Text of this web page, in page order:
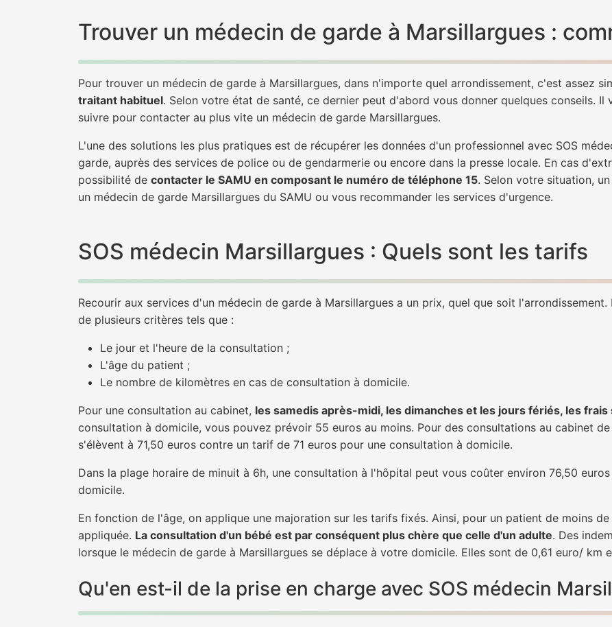
Trouver un médecin de garde à Marsillargues :
Pour trouver un médecin de garde à Marsillargues, dans n'importe quel arrondissement, c'est assez
traitant habituel. Selon votre état de santé, ce dernier peut d'abord vous donner quelques conseils.
suivre pour contacter au plus vite un médecin de garde Marsillargues.
L'une des solutions les plus pratiques est de récupérer les données d'un professionnel avec SOS
garde, auprès des services de police ou de gendarmerie ou encore dans la presse locale. En cas
possibilité de contacter le SAMU en composant le numéro de téléphone 15. Selon votre situation,
un médecin de garde Marsillargues du SAMU ou vous recommander les services d'urgence.
SOS médecin Marsillargues : Quels sont les tarifs
Recourir aux services d'un médecin de garde à Marsillargues a un prix, quel que soit
de plusieurs critères tels que :
Le jour et l'heure de la consultation ;
L'âge du patient ;
Le nombre de kilomètres en cas de consultation à domicile.
Pour une consultation au cabinet, les samedis après-midi, les dimanches et les jours fériés, les frais
consultation à domicile, vous pouvez prévoir 55 euros au moins. Pour des consultations au cabinet
s'élèvent à 71,50 euros contre un tarif de 71 euros pour une consultation à domicile.
Dans la plage horaire de minuit à 6h, une consultation à l'hôpital peut vous coûter environ 76,50
domicile.
En fonction de l'âge, on applique une majoration sur les tarifs fixés. Ainsi, pour un patient de moins
appliquée. La consultation d'un bébé est par conséquent plus chère que celle d'un adulte. Des
lorsque le médecin de garde à Marsillargues se déplace à votre domicile. Elles sont de 0,61 euro/ km
Qu'en est-il de la prise en charge avec SOS médecin